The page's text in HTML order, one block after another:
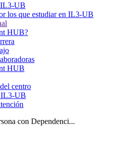
UB
los que estudiar en IL3-UB
HUB?
HUB
centro
IL3-UB
con Dependenci...